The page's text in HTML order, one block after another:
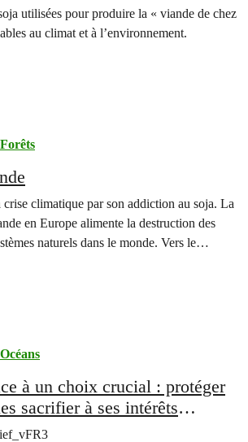
utilisées pour produire la « viande de chez
au climat et à l’environnement.
Forêts
crise climatique par son addiction au soja. La
en Europe alimente la destruction des
naturels dans le monde. Vers le…
Océans
à un choix crucial : protéger
sacrifier à ses intérêts